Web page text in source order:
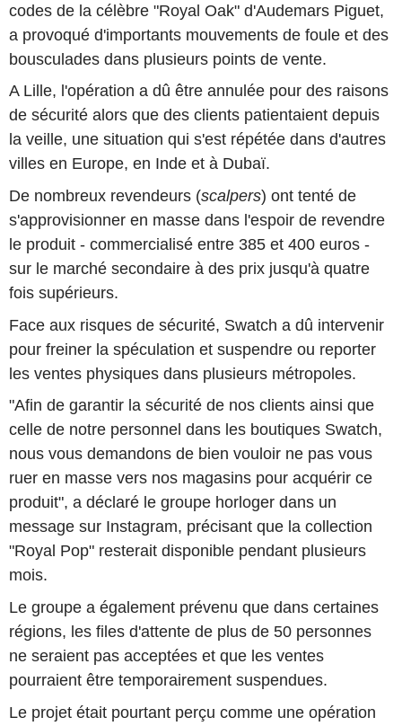
codes de la célèbre "Royal Oak" d'Audemars Piguet,
a provoqué d'importants mouvements de foule et des
bousculades dans plusieurs points de vente.
A Lille, l'opération a dû être annulée pour des raisons
de sécurité alors que des clients patientaient depuis
la veille, une situation qui s'est répétée dans d'autres
villes en Europe, en Inde et à Dubaï.
De nombreux revendeurs (scalpers) ont tenté de
s'approvisionner en masse dans l'espoir de revendre
le produit - commercialisé entre 385 et 400 euros -
sur le marché secondaire à des prix jusqu'à quatre
fois supérieurs.
Face aux risques de sécurité, Swatch a dû intervenir
pour freiner la spéculation et suspendre ou reporter
les ventes physiques dans plusieurs métropoles.
"Afin de garantir la sécurité de nos clients ainsi que
celle de notre personnel dans les boutiques Swatch,
nous vous demandons de bien vouloir ne pas vous
ruer en masse vers nos magasins pour acquérir ce
produit", a déclaré le groupe horloger dans un
message sur Instagram, précisant que la collection
"Royal Pop" resterait disponible pendant plusieurs
mois.
Le groupe a également prévenu que dans certaines
régions, les files d'attente de plus de 50 personnes
ne seraient pas acceptées et que les ventes
pourraient être temporairement suspendues.
Le projet était pourtant perçu comme une opération